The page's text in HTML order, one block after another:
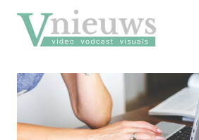
naar
inhoud